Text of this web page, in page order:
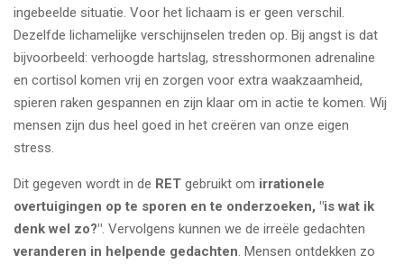
ingebeelde situatie. Voor het lichaam is er geen verschil.
Dezelfde lichamelijke verschijnselen treden op. Bij angst is dat
bijvoorbeeld: verhoogde hartslag, stresshormonen adrenaline
en cortisol komen vrij en zorgen voor extra waakzaamheid,
spieren raken gespannen en zijn klaar om in actie te komen. Wij
mensen zijn dus heel goed in het creëren van onze eigen
stress.
Dit gegeven wordt in de RET gebruikt om irrationele
overtuigingen op te sporen en te onderzoeken, "is wat ik
denk wel zo?". Vervolgens kunnen we de irreële gedachten
veranderen in helpende gedachten. Mensen ontdekken zo